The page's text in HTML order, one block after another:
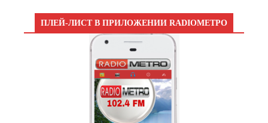
ПЛЕЙ-ЛИСТ В ПРИЛОЖЕНИИ RADIOМЕТРО